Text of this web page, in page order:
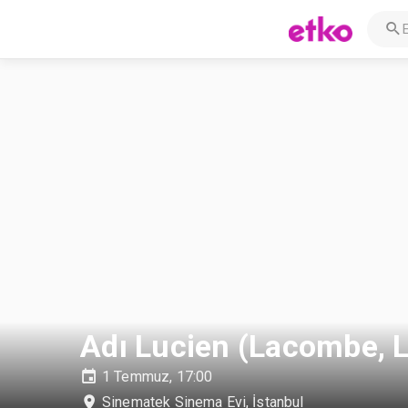
Adı Lucien (Lacombe,
1 Temmuz, 17:00
Sinematek Sinema Evi, İstanbul